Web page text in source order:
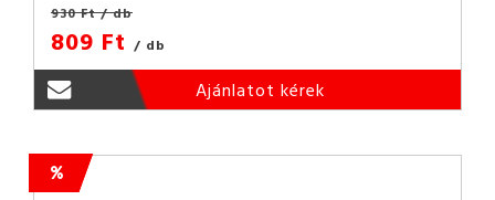
930 Ft/ db
809 Ft / db
Ajánlatot kérek